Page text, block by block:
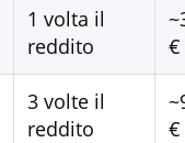
1 volta il
reddito
€
3 volte il
reddito
€